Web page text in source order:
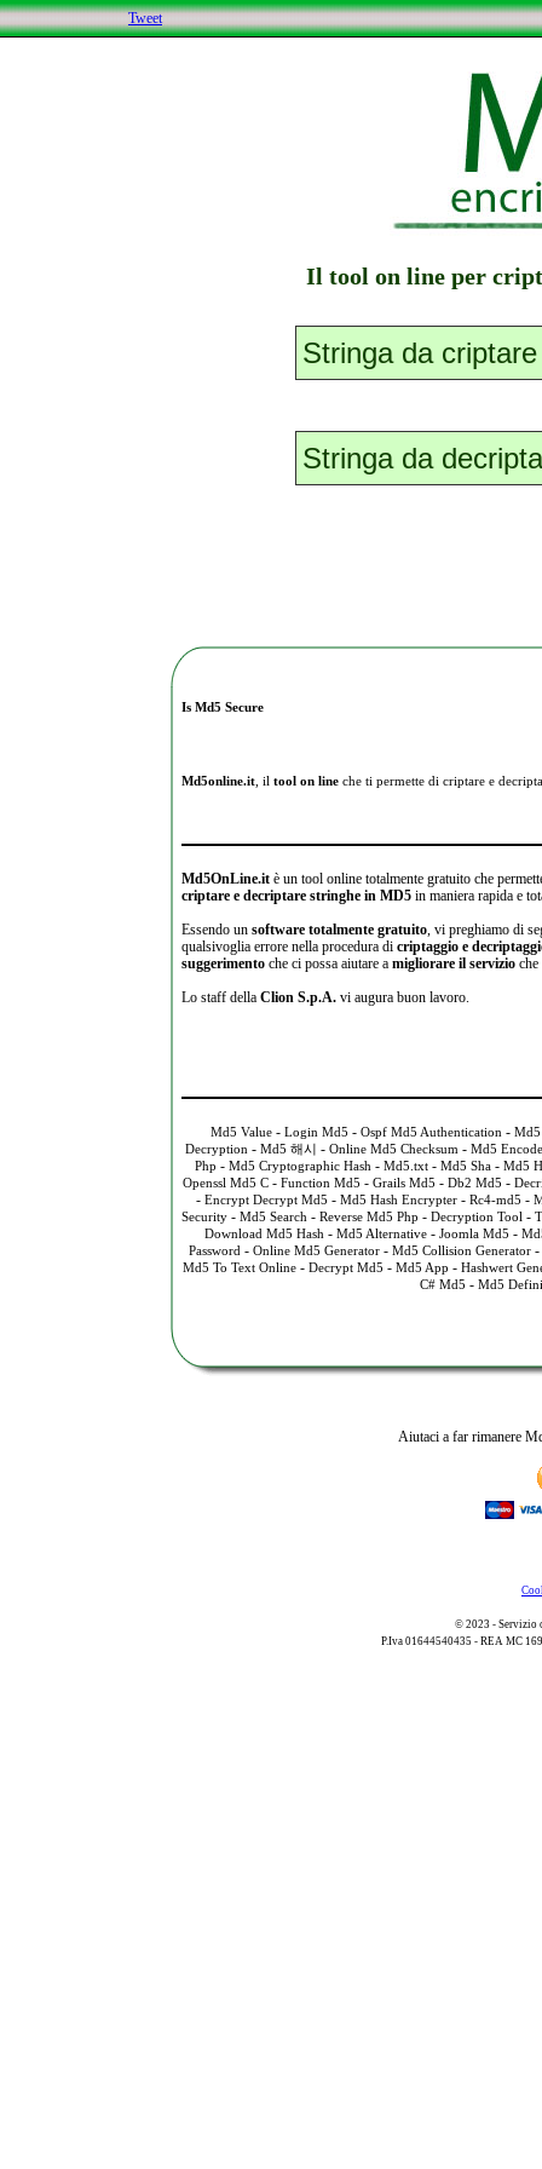
Tweet
Il tool on line per
Is Md5 Secure
Md5online.it, il tool on lineche ti permette di criptare e
Md5OnLine.itè un tool online totalmente gratuito che
criptare e decriptare stringhe in MD5in maniera rapida e
Essendo un software totalmente gratuito, vi preghiamo di
qualsivoglia errore nella procedura di criptaggio e
suggerimentoche ci possa aiutare a migliorare il servizioche
Lo staff della Clion S.p.A.vi augura buon lavoro.
Md5 Value - Login Md5 - Ospf Md5 Authentication -
Decryption - Md5 해시 - Online Md5 Checksum - Md5
Php - Md5 Cryptographic Hash - Md5.txt - Md5 Sha - Md5
Openssl Md5 C- Function Md5 - Grails Md5 - Db2 Md5 -
- Encrypt Decrypt Md5 - Md5 Hash Encrypter- Rc4-md5 -
Security - Md5 Search - Reverse Md5 Php - Decryption Tool -
Download Md5 Hash - Md5 Alternative- Joomla Md5 -
Password - Online Md5 Generator- Md5 Collision Generator-
Md5 To Text Online - Decrypt Md5 - Md5 App - Hashwert
C# Md5 - Md5
Aiutaci a far rimanere
© 2023 - Servizio
P.Iva 01644540435 - REA MC